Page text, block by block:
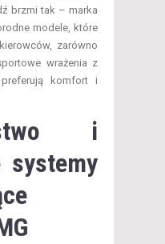
brzmi tak – marka
modele, które
zarówno
wrażenia z
komfort i
i
systemy